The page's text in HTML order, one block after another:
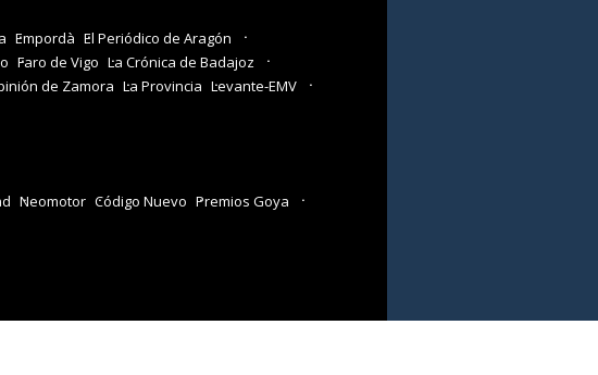
Empordà El Periódico de Aragón
Faro de Vigo La Crónica de Badajoz
de Zamora La Provincia Levante-EMV
Neomotor Código Nuevo Premios Goya